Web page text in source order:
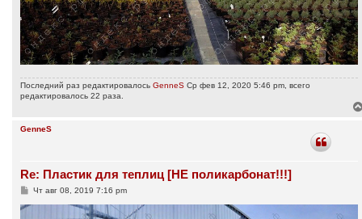
Последний раз редактировалось GenneS Ср фев 12, 2020 5:46 pm, всего
редактировалось 22 раза.
GenneS
Re: Пластик для теплиц [НЕ поликарбонат!!!]
С
о
Чт авг 08, 2019 7:16 pm